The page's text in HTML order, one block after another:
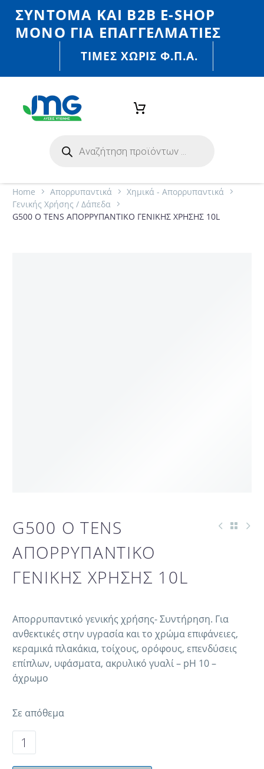
ΣΎΝΤΟΜΑ ΚΑΙ Β2Β E-SHOP
MONO ΓΙΑ ΕΠΑΓΓΕΛΜΑΤΊΕΣ
ΤΙΜΈΣ ΧΩΡΙΣ Φ.Π.Α.
Home Απορρυπαντικά
Χημικά - Απορρυπαντικά
Γενικής Χρήσης / Δάπεδα
G500 O TENS ΑΠΟΡΡΥΠΑΝΤΙΚΟ ΓΕΝΙΚΗΣ ΧΡΗΣΗΣ 10L
G500 O TENS
ΑΠΟΡΡΥΠΑΝΤΙΚΟ
ΓΕΝΙΚΗΣ ΧΡΗΣΗΣ 10L
Απορρυπαντικό γενικής χρήσης- Συντήρηση. Για
ανθεκτικές στην υγρασία και το χρώμα επιφάνειες,
κεραμικά πλακάκια, τοίχους, ορόφους, επενδύσεις
επίπλων, υφάσματα, ακρυλικό γυαλί – pH 10 –
άχρωμο
Σε απόθεμα